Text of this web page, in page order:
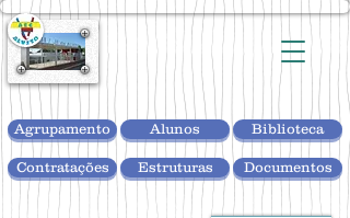
Agrupamento
Estruturas Documentos
Alunos Biblioteca
Contratações